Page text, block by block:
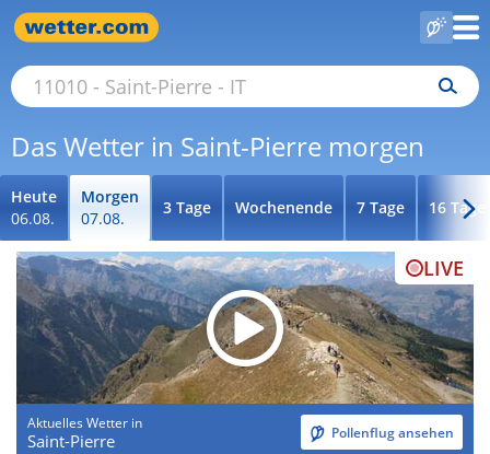
Das Wetter in Saint-Pierre morgen
Heute
06.08.
Morgen
07.08.
3 Tage Wochenende 7 Tage 16 Tage
LIVE
Aktuelles Wetter in
Saint-Pierre Pollenflug ansehen